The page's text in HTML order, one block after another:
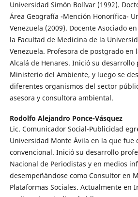
Universidad Simón Bolívar (1992).
Área Geografía -Mención Honorífica-
Venezuela (2009). Docente Asociado
la Facultad de Medicina de la
Venezuela. Profesora de postgrado en
Alcalá de Henares. Inició su desarrollo
Ministerio del Ambiente, y luego se
diferentes organismos del sector
asesora y consultora ambiental.
Rodolfo Alejandro Ponce-Vásquez
Lic. Comunicador Social-Publicidad
Universidad Monte Ávila en la que fue
convencional. Inició su desarrollo
Nacional de Periodistas y en medios
desempeñándose como Consultor en
Plataformas Sociales. Actualmente en